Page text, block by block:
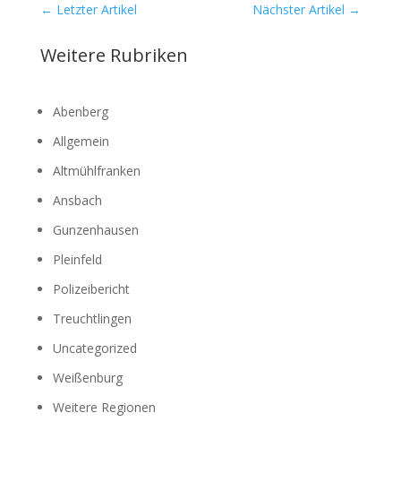
← Letzter Artikel Nächster Artikel →
Weitere Rubriken
Abenberg
Allgemein
Altmühlfranken
Ansbach
Gunzenhausen
Pleinfeld
Polizeibericht
Treuchtlingen
Uncategorized
Weißenburg
Weitere Regionen